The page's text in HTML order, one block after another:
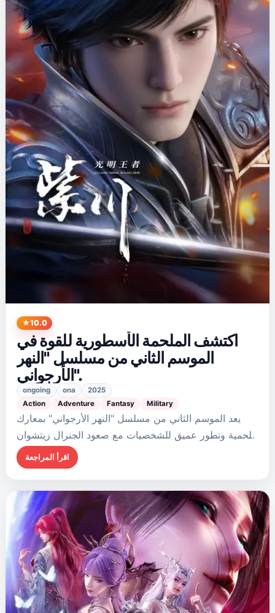
10.0
اكتشف الملحمة الأسطورية للقوة في
الموسم الثاني من مسلسل "النهر
الأرجواني".
ongoing ona
2025
Action
Adventure Fantasy Military
يعد الموسم الثاني من مسلسل "النهر الأرجواني" بمعارك
ملحمية وتطور عميق للشخصيات مع صعود الجنرال زيتشوان
شيو إلى السلطة. وبمواضيع القيادة والثقة المنسوجة في ثنايا
اقرأ المراجعة